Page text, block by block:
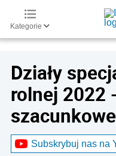
Kategorie
Działy
rolnej 2022
Subskrybuj nas na